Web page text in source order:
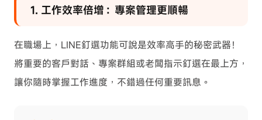
1. 工作效率倍增：專案管理更順暢
在職場上，LINE釘選功能可說是效率高手的秘密武器！
將重要的客戶對話、專案群組或老闆指示釘選在最上方，
讓你隨時掌握工作進度，不錯過任何重要訊息。